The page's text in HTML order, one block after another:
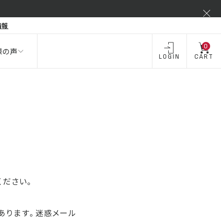
飲料
声
LOGIN
0
CART
さい。
ります。迷惑メール